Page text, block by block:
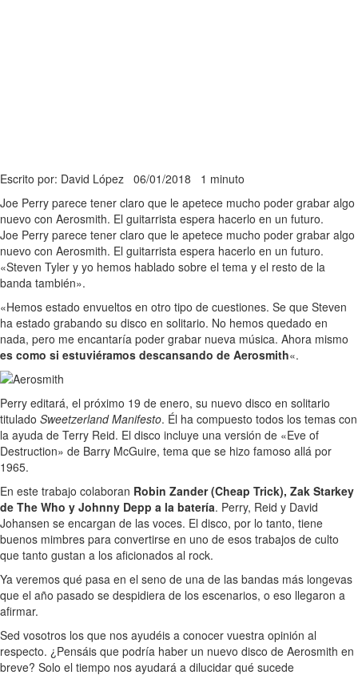
Escrito por: David López 06/01/2018 1 minuto
Joe Perry parece tener claro que le apetece mucho poder grabar algo
nuevo con Aerosmith. El guitarrista espera hacerlo en un futuro.
Joe Perry parece tener claro que le apetece mucho poder grabar algo
nuevo con Aerosmith. El guitarrista espera hacerlo en un futuro.
«Steven Tyler y yo hemos hablado sobre el tema y el resto de la
banda también».
«Hemos estado envueltos en otro tipo de cuestiones. Se que Steven
ha estado grabando su disco en solitario. No hemos quedado en
nada, pero me encantaría poder grabar nueva música. Ahora mismo
es como si estuviéramos descansando de Aerosmith«.
Perry editará, el próximo 19 de enero, su nuevo disco en solitario
titulado Sweetzerland Manifesto. Él ha compuesto todos los temas con
la ayuda de Terry Reid. El disco incluye una versión de «Eve of
Destruction» de Barry McGuire, tema que se hizo famoso allá por
1965.
En este trabajo colaboran Robin Zander (Cheap Trick), Zak Starkey
de The Who y Johnny Depp a la batería. Perry, Reid y David
Johansen se encargan de las voces. El disco, por lo tanto, tiene
buenos mimbres para convertirse en uno de esos trabajos de culto
que tanto gustan a los aficionados al rock.
Ya veremos qué pasa en el seno de una de las bandas más longevas
que el año pasado se despidiera de los escenarios, o eso llegaron a
afirmar.
Sed vosotros los que nos ayudéis a conocer vuestra opinión al
respecto. ¿Pensáis que podría haber un nuevo disco de Aerosmith en
breve? Solo el tiempo nos ayudará a dilucidar qué sucede